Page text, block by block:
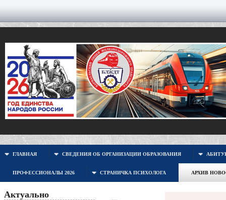
ГЛАВНАЯ СВЕДЕНИЯ ОБ ОРГАНИЗАЦИИ ОБРАЗОВАНИЯ
ПРОФЕССИОНАЛЫ 2026 СТРАНИЧКА ПСИХОЛОГА АРХИВ
Актуально